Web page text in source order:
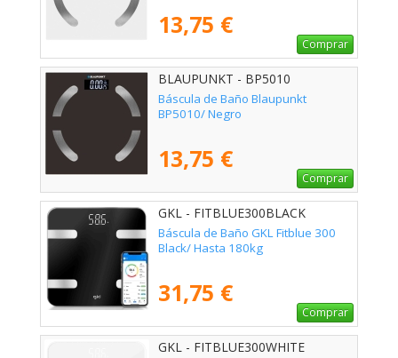
13,75 €
Comprar
BLAUPUNKT - BP5010
Báscula de Baño Blaupunkt
BP5010/ Negro
13,75 €
Comprar
GKL - FITBLUE300BLACK
Báscula de Baño GKL Fitblue 300
Black/ Hasta 180kg
31,75 €
Comprar
GKL - FITBLUE300WHITE